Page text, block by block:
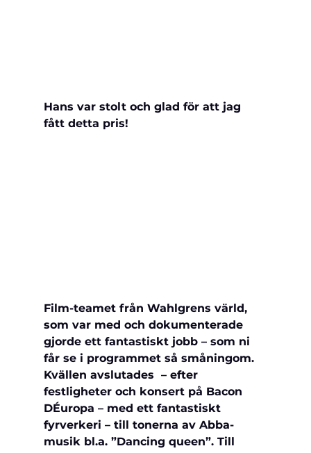
Hans var stolt och glad för att jag
fått detta pris!
Film-teamet från Wahlgrens värld,
som var med och dokumenterade
gjorde ett fantastiskt jobb – som ni
får se i programmet så småningom.
Kvällen avslutades  – efter
festligheter och konsert på Bacon
DÉuropa – med ett fantastiskt
fyrverkeri – till tonerna av Abba-
musik bl.a. ”Dancing queen”. Till